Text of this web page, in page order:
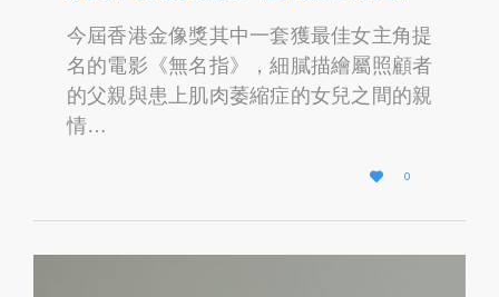
今屆香港金像獎其中一套獲最佳女主角提
名的電影《無名指》，細膩描繪屬照顧者
的父親與患上肌肉萎縮症的女兒之間的親
情…

L
O
I
0